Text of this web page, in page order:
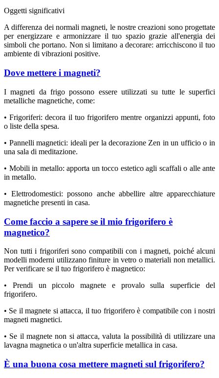
Oggetti significativi
A differenza dei normali magneti, le nostre creazioni sono progettate
per energizzare e armonizzare il tuo spazio grazie all'energia dei
simboli che portano. Non si limitano a decorare: arricchiscono il tuo
ambiente di vibrazioni positive.
Dove mettere i magneti?
I magneti da frigo possono essere utilizzati su tutte le superfici
metalliche magnetiche, come:
• Frigoriferi: decora il tuo frigorifero mentre organizzi appunti, foto
o liste della spesa.
• Pannelli magnetici: ideali per la decorazione Zen in un ufficio o in
una sala di meditazione.
• Mobili in metallo: apporta un tocco estetico agli scaffali o alle ante
in metallo.
• Elettrodomestici: possono anche abbellire altre apparecchiature
magnetiche presenti in casa.
Come faccio a sapere se il mio frigorifero è
magnetico?
Non tutti i frigoriferi sono compatibili con i magneti, poiché alcuni
modelli moderni utilizzano finiture in vetro o materiali non metallici.
Per verificare se il tuo frigorifero è magnetico:
• Prendi un piccolo magnete e provalo sulla superficie del
frigorifero.
• Se il magnete si attacca, il tuo frigorifero è compatibile con i nostri
magneti magnetici.
• Se il magnete non si attacca, valuta la possibilità di utilizzare una
lavagna magnetica o un'altra superficie metallica in casa.
È una buona cosa mettere magneti sul frigorifero?